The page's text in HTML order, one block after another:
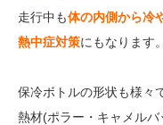
走行中も体の内側から冷
熱中症対策にもなります。
保冷ボトルの形状も様々
熱材(ポラー・キャメル